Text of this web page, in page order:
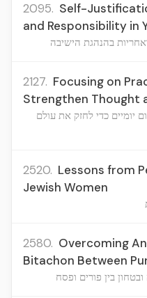
2095. Self-
and Responsibility in
בהנהגת הישיבה
2127. Focusing on
Strengthen Thought
יומיים כדי לחזק את עולם
2520. Lessons from
Jewish Women
2580. Overcoming
Bitachon Between
בין פורים ופסח